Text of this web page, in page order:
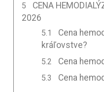
CENA
2026
Cena
kráľovstve?
Cena
Cena